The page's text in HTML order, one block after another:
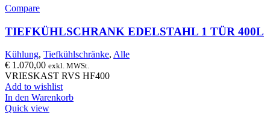
Compare
TIEFKÜHLSCHRANK EDELSTAHL 1 TÜR 400L
Kühlung, Tiefkühlschränke, Alle
€ 1.070,00 exkl. MWSt.
VRIESKAST RVS HF400
Add to wishlist
In den Warenkorb
Quick view